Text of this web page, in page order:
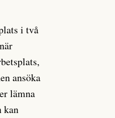
i två
ansöka
lämna
kan